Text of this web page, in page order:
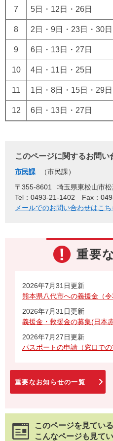
7 5日・12日・26日
8 2日・9日・23日・30日
9 6日・13日・27日
10 4日・11日・25日
11 1日・8日・15日・29日
12 6日・13日・27日
このページに関するお問い
市民課
市民課
〒355-8601
埼玉県東松山市
Tel：0493-21-1402
Fax：
メールでのお問い合わせはこち
重要
2026年7月31日更新
熊本県八代市への義援金（令
2026年7月31日更新
義援金・救援金の募集(日本
2026年7月27日更新
パスポートの申請（窓口での
重要なお知らせの一覧
このページを見てい
こんなページも見て